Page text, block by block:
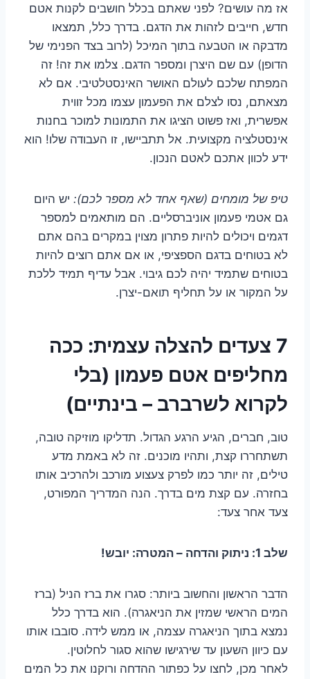
אז מה עושים? לפני שאתם בכלל חושבים לקנות אטם
חדש, חייבים לזהות את הדגם. בדרך כלל, תמצאו
מדבקה או הטבעה בתוך המיכל (לרוב בצד הפנימי של
הדופן) עם שם היצרן ומספר הדגם. צלמו את זה! זה
המפתח שלכם לעולם האושר האינסטלטיבי. אם לא
מצאתם, נסו לצלם את הפעמון עצמו מכל זווית
אפשרית, ואז פשוט הציגו את התמונות למוכר בחנות
אינסטלציה מקצועית. אל תתביישו, זו העבודה שלו! הוא
ידע לכוון אתכם לאטם הנכון.
טיפ של מומחים (שאף אחד לא מספר לכם): יש היום
גם אטמי פעמון אוניברסליים. הם מותאמים למספר
דגמים ויכולים להיות פתרון מצוין במקרים בהם אתם
לא בטוחים בדגם הספציפי, או אם אתם רוצים להיות
בטוחים שתמיד יהיה לכם גיבוי. אבל עדיף תמיד ללכת
על המקור או על תחליף תואם-יצרן.
7 צעדים להצלה עצמית: ככה
מחליפים אטם פעמון (בלי
לקרוא לשרברב – בינתיים)
טוב, חברים, הגיע הרגע הגדול. תדליקו מוזיקה טובה,
תשתחררו קצת, ותהיו מוכנים. זה לא באמת מדע
טילים, זה יותר כמו לפרק צעצוע מורכב ולהרכיב אותו
בחזרה. עם קצת מים בדרך. הנה המדריך המפורט,
צעד אחר צעד:
שלב 1: ניתוק והדחה – המטרה: יובש!
הדבר הראשון והחשוב ביותר: סגרו את ברז הניל (ברז
המים הראשי שמזין את הניאגרה). הוא בדרך כלל
נמצא בתוך הניאגרה עצמה, או ממש לידה. סובבו אותו
עם כיוון השעון עד שירגישו שהוא סגור לחלוטין.
לאחר מכן, לחצו על כפתור ההדחה ורוקנו את כל המים